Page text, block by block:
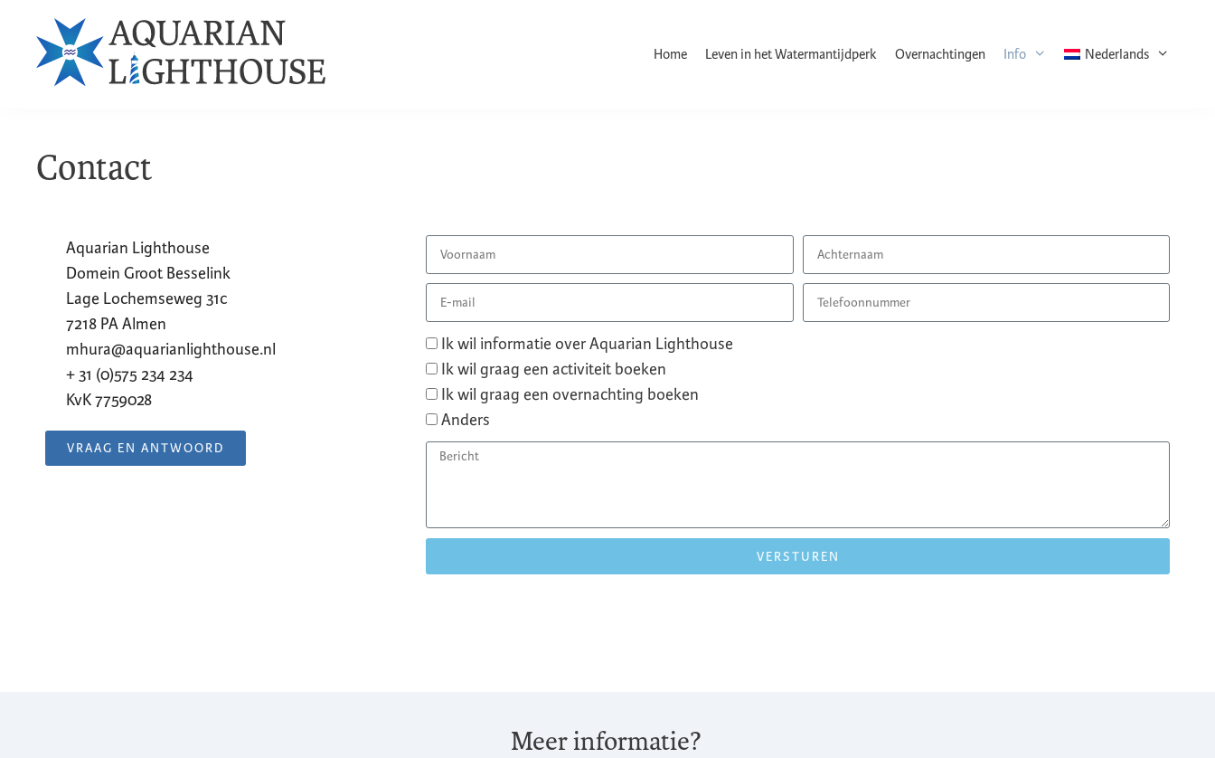
Home Leven in het Watermantijdperk Overnachtingen Info Nederlands
Contact
Aquarian Lighthouse
Domein Groot Besselink
Lage Lochemseweg 31c
7218 PA Almen
mhura@aquarianlighthouse.nl
+ 31 (0)575 234 234
KvK 7759028
VRAAG EN ANTWOORD
Ik wil informatie over Aquarian Lighthouse
Ik wil graag een activiteit boeken
Ik wil graag een overnachting boeken
Anders
VERSTUREN
Meer informatie?